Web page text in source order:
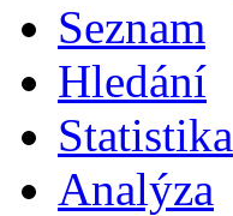
Seznam
Hledání
Statistika
Analýza